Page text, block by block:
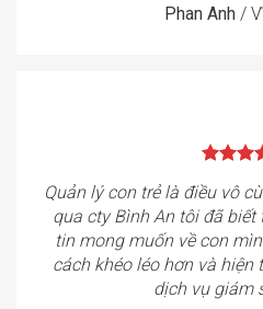
Phan Anh /
Quản lý con trẻ là điều vô
qua cty Bình An tôi đã
tin mong muốn về con
cách khéo léo hơn và
dịch vụ giám